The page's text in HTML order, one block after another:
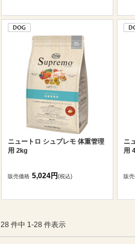
ニュートロ シュプレモ 体重管理
用 2kg
販売価格 5,024円(税込)
ニ
用
販
28 件中 1-28 件表示